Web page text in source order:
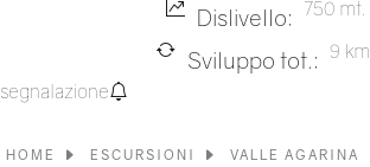
Dislivello: 750 mt.
Sviluppo tot.: 9 km.
segnalazione
HOME ESCURSIONI VALLE AGARINA